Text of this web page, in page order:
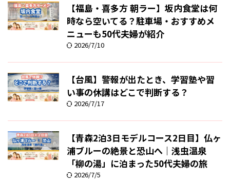
【福島・喜多方 朝ラー】坂内食堂は何
時なら空いてる？駐車場・おすすめメ
ニューも50代夫婦が紹介
2026/7/10
【台風】警報が出たとき、学習塾や習
い事の休講はどこで判断する？
2026/7/17
【青森2泊3日モデルコース2日目】仏ヶ
浦ブルーの絶景と恐山へ｜浅虫温泉
「柳の湯」に泊まった50代夫婦の旅
2026/7/5